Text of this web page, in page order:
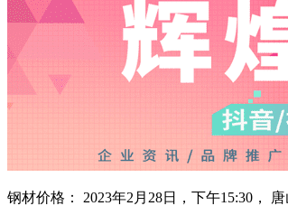
钢材价格： 2023年2月28日，下午15:30，